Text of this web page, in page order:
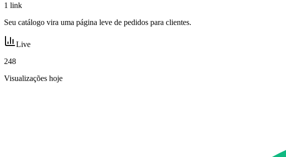
1 link
Seu catálogo vira uma página leve de pedidos para clientes.
Live
248
Visualizações hoje